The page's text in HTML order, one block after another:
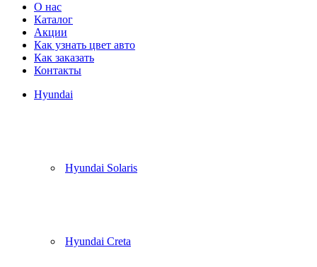
О нас
Каталог
Акции
Как узнать цвет авто
Как заказать
Контакты
Hyundai
Hyundai Solaris
Hyundai Creta